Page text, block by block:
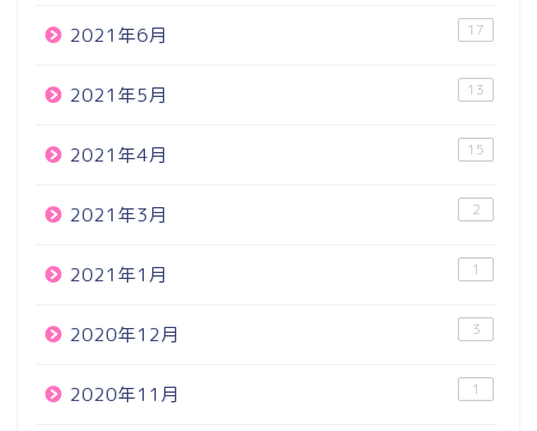
2021年6月 17
2021年5月 13
2021年4月 15
2021年3月 2
2021年1月 1
2020年12月 3
2020年11月 1